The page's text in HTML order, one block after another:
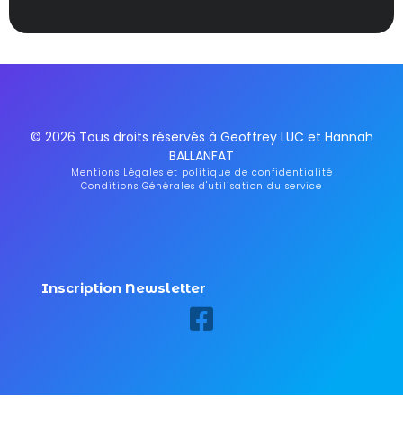
© 2026 Tous droits réservés à Geoffrey LUC et Hannah
BALLANFAT
Mentions Légales et politique de confidentialité
Conditions Générales d'utilisation du service
Inscription Newsletter